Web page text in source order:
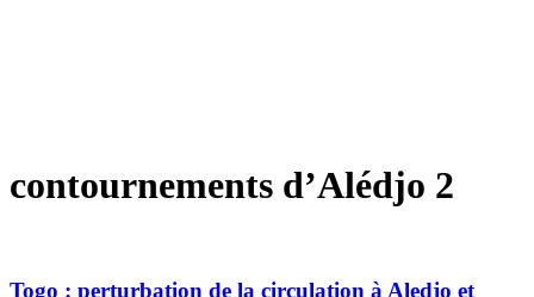
contournements d’Alédjo 2
Togo : perturbation de la circulation à Aledjo et